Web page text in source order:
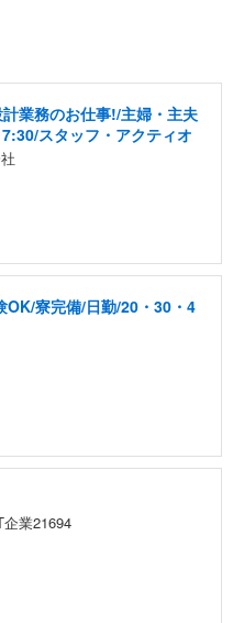
業務のお仕事!/主婦・主夫
スタッフ・アクティオ
OK/寮完備/日勤/20・30・4
業21694